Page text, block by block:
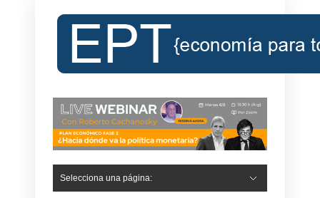
Selecciona una página: